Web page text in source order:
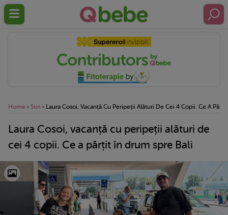
Home › Stiri › Laura Cosoi, Vacanță Cu Peripeții Alături De Cei 4 Copii. Ce A
Laura Cosoi, vacanță cu peripeții alături de
cei 4 copii. Ce a părțit în drum spre Bali